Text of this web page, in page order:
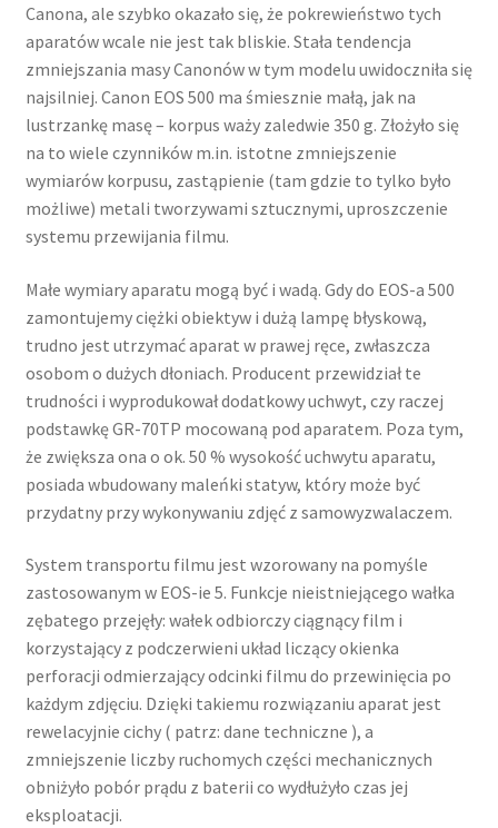
Canona, ale szybko okazało się, że pokrewieństwo tych
aparatów wcale nie jest tak bliskie. Stała tendencja
zmniejszania masy Canonów w tym modelu uwidoczniła się
najsilniej. Canon EOS 500 ma śmiesznie małą, jak na
lustrzankę masę – korpus waży zaledwie 350 g. Złożyło się
na to wiele czynników m.in. istotne zmniejszenie
wymiarów korpusu, zastąpienie (tam gdzie to tylko było
możliwe) metali tworzywami sztucznymi, uproszczenie
systemu przewijania filmu.
Małe wymiary aparatu mogą być i wadą. Gdy do EOS-a 500
zamontujemy ciężki obiektyw i dużą lampę błyskową,
trudno jest utrzymać aparat w prawej ręce, zwłaszcza
osobom o dużych dłoniach. Producent przewidział te
trudności i wyprodukował dodatkowy uchwyt, czy raczej
podstawkę GR-70TP mocowaną pod aparatem. Poza tym,
że zwiększa ona o ok. 50 % wysokość uchwytu aparatu,
posiada wbudowany maleńki statyw, który może być
przydatny przy wykonywaniu zdjęć z samowyzwalaczem.
System transportu filmu jest wzorowany na pomyśle
zastosowanym w EOS-ie 5. Funkcje nieistniejącego wałka
zębatego przejęły: wałek odbiorczy ciągnący film i
korzystający z podczerwieni układ liczący okienka
perforacji odmierzający odcinki filmu do przewinięcia po
każdym zdjęciu. Dzięki takiemu rozwiązaniu aparat jest
rewelacyjnie cichy ( patrz: dane techniczne ), a
zmniejszenie liczby ruchomych części mechanicznych
obniżyło pobór prądu z baterii co wydłużyło czas jej
eksploatacji.